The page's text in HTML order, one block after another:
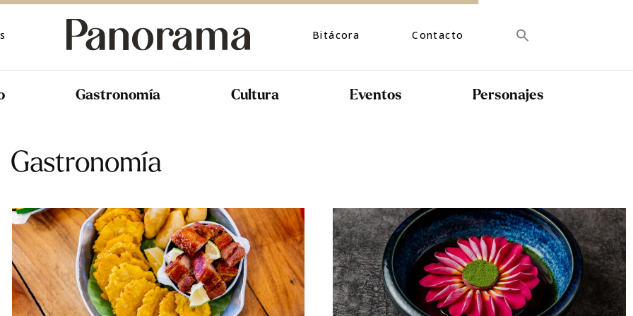
Bitácora Contacto
Gastronomía Cultura Eventos Personajes
Gastronomía